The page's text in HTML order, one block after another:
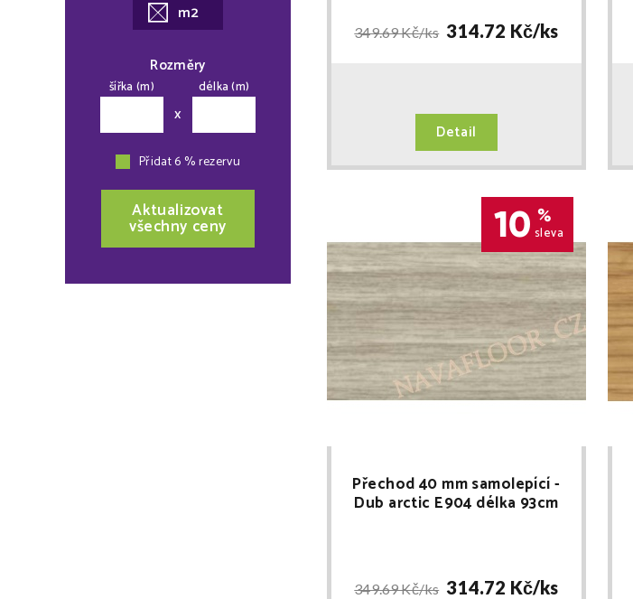
m2
Rozměry
šířka (m)
x
délka (m)
Přidat 6 % rezervu
Aktualizovat
všechny ceny
349.69 Kč/ks 314.72 Kč/ks
Detail
10 %
sleva
Přechod 40 mm samolepící -
Dub arctic E904 délka 93cm
349.69 Kč/ks 314.72 Kč/ks